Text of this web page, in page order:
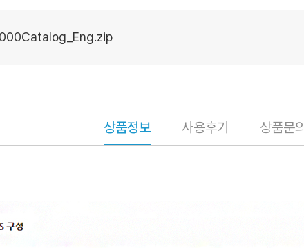
상품정보 사용후기 상품문의